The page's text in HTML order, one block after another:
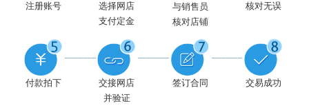
注册账号
选择网店
支付定金
与销售员
核对店铺
核对无误
付款拍下
交接网店
并验证
签订合同 交易成功